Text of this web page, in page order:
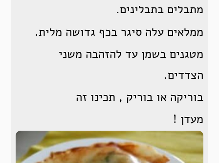
מתבלים בתבלינים.
ממלאים עלה סיגר בכף גדושה מלית.
מטגנים בשמן עד להזהבה משני
הצדדים.
בוריקה או בוריק , תכינו זה
מעדן !